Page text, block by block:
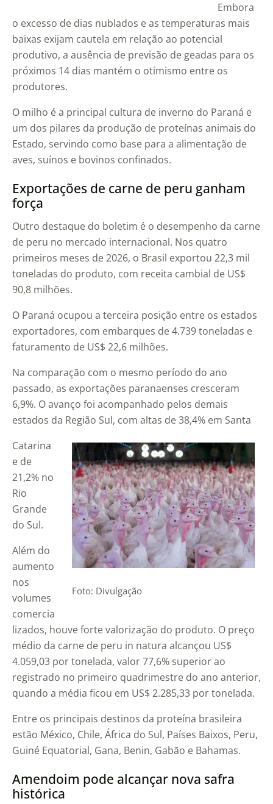
Embora
o excesso de dias nublados e as temperaturas mais
baixas exijam cautela em relação ao potencial
produtivo, a ausência de previsão de geadas para os
próximos 14 dias mantém o otimismo entre os
produtores.
O milho é a principal cultura de inverno do Paraná e
um dos pilares da produção de proteínas animais do
Estado, servindo como base para a alimentação de
aves, suínos e bovinos confinados.
Exportações de carne de peru ganham
força
Outro destaque do boletim é o desempenho da carne
de peru no mercado internacional. Nos quatro
primeiros meses de 2026, o Brasil exportou 22,3 mil
toneladas do produto, com receita cambial de US$
90,8 milhões.
O Paraná ocupou a terceira posição entre os estados
exportadores, com embarques de 4.739 toneladas e
faturamento de US$ 22,6 milhões.
Na comparação com o mesmo período do ano
passado, as exportações paranaenses cresceram
6,9%. O avanço foi acompanhado pelos demais
estados da Região Sul, com altas de 38,4% em Santa
Foto: Divulgação
Catarina
e de
21,2% no
Rio
Grande
do Sul.
Além do
aumento
nos
volumes
comercia
lizados, houve forte valorização do produto. O preço
médio da carne de peru in natura alcançou US$
4.059,03 por tonelada, valor 77,6% superior ao
registrado no primeiro quadrimestre do ano anterior,
quando a média ficou em US$ 2.285,33 por tonelada.
Entre os principais destinos da proteína brasileira
estão México, Chile, África do Sul, Países Baixos, Peru,
Guiné Equatorial, Gana, Benin, Gabão e Bahamas.
Amendoim pode alcançar nova safra
histórica